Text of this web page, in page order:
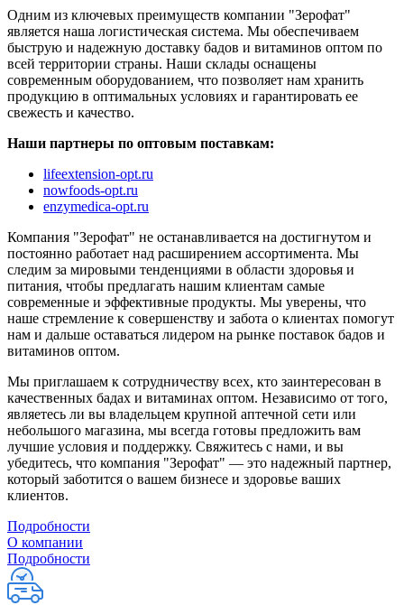
Одним из ключевых преимуществ компании "Зерофат"
является наша логистическая система. Мы обеспечиваем
быструю и надежную доставку бадов и витаминов оптом по
всей территории страны. Наши склады оснащены
современным оборудованием, что позволяет нам хранить
продукцию в оптимальных условиях и гарантировать ее
свежесть и качество.
Наши партнеры по оптовым поставкам:
lifeextension-opt.ru
nowfoods-opt.ru
enzymedica-opt.ru
Компания "Зерофат" не останавливается на достигнутом и
постоянно работает над расширением ассортимента. Мы
следим за мировыми тенденциями в области здоровья и
питания, чтобы предлагать нашим клиентам самые
современные и эффективные продукты. Мы уверены, что
наше стремление к совершенству и забота о клиентах помогут
нам и дальше оставаться лидером на рынке поставок бадов и
витаминов оптом.
Мы приглашаем к сотрудничеству всех, кто заинтересован в
качественных бадах и витаминах оптом. Независимо от того,
являетесь ли вы владельцем крупной аптечной сети или
небольшого магазина, мы всегда готовы предложить вам
лучшие условия и поддержку. Свяжитесь с нами, и вы
убедитесь, что компания "Зерофат" — это надежный партнер,
который заботится о вашем бизнесе и здоровье ваших
клиентов.
Подробности
О компании
Подробности